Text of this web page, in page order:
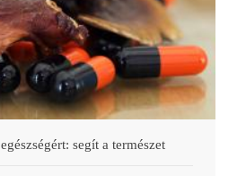
segít a természet